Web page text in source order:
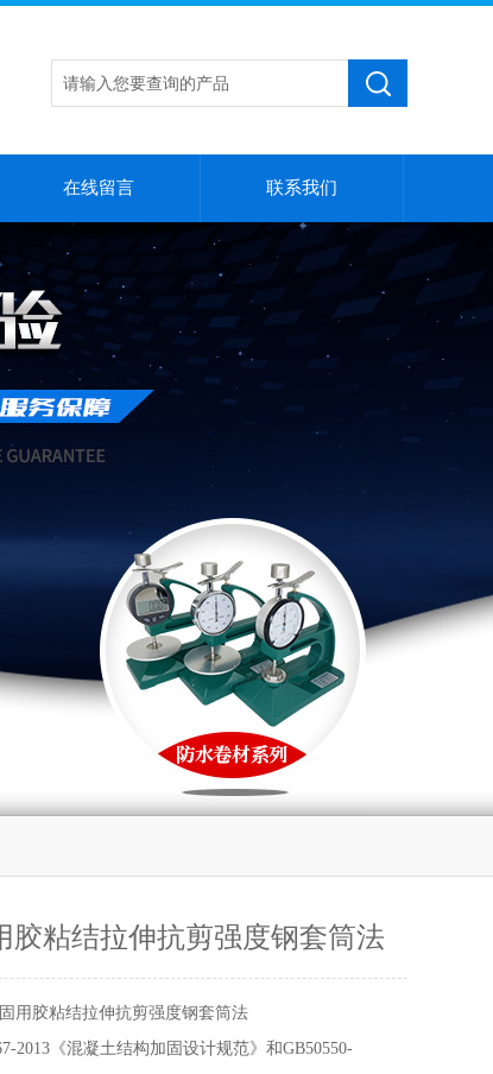
在线留言 联系我们
胶粘结拉伸抗剪强度钢套筒法
用胶粘结拉伸抗剪强度钢套筒法
2013《混凝土结构加固设计规范》和GB50550-